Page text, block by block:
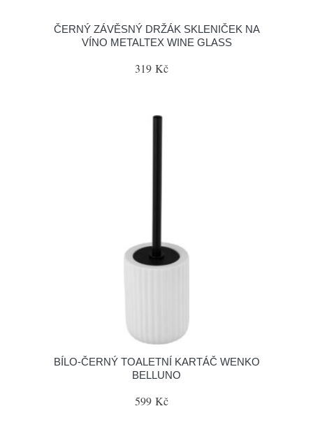
ČERNÝ ZÁVĚSNÝ DRŽÁK SKLENIČEK NA
VÍNO METALTEX WINE GLASS
319 Kč
BÍLO-ČERNÝ TOALETNÍ KARTÁČ WENKO
BELLUNO
599 Kč